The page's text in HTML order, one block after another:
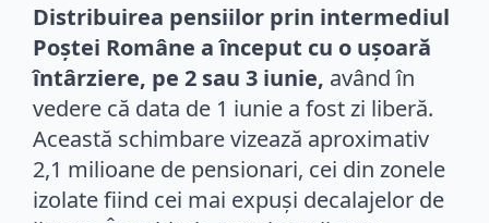
Distribuirea pensiilor prin intermediul
Poștei Române a început cu o ușoară
întârziere, pe 2 sau 3 iunie, având în
vedere că data de 1 iunie a fost zi liberă.
Această schimbare vizează aproximativ
2,1 milioane de pensionari, cei din zonele
izolate fiind cei mai expuși decalajelor de